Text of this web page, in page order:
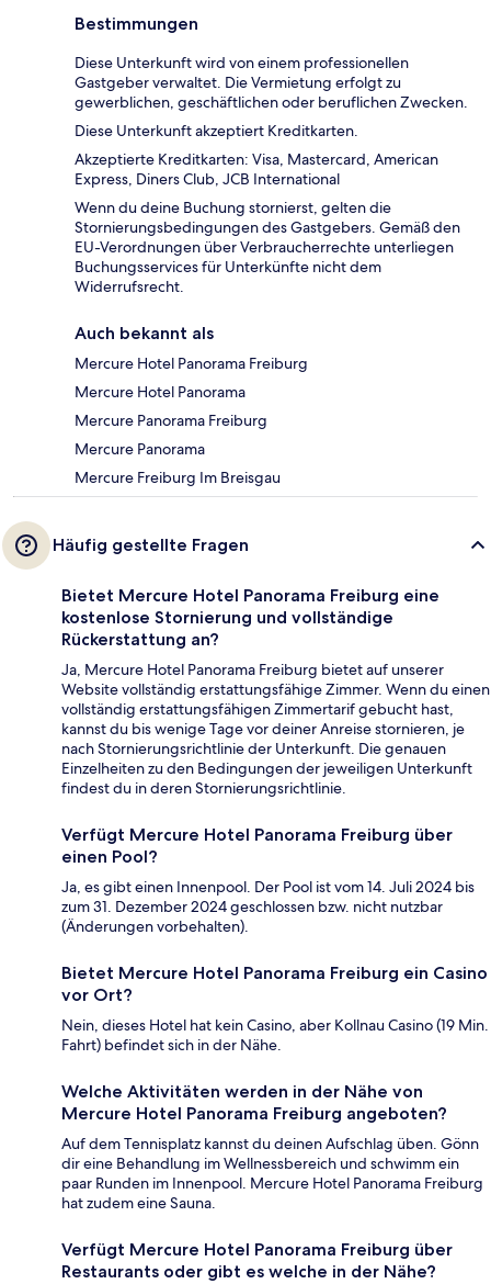
Bestimmungen
Diese Unterkunft wird von einem professionellen
Gastgeber verwaltet. Die Vermietung erfolgt zu
gewerblichen, geschäftlichen oder beruflichen Zwecken.
Diese Unterkunft akzeptiert Kreditkarten.
Akzeptierte Kreditkarten: Visa, Mastercard, American
Express, Diners Club, JCB International
Wenn du deine Buchung stornierst, gelten die
Stornierungsbedingungen des Gastgebers. Gemäß den
EU-Verordnungen über Verbraucherrechte unterliegen
Buchungsservices für Unterkünfte nicht dem
Widerrufsrecht.
Auch bekannt als
Mercure Hotel Panorama Freiburg
Mercure Hotel Panorama
Mercure Panorama Freiburg
Mercure Panorama
Mercure Freiburg Im Breisgau
Häufig gestellte Fragen
Bietet Mercure Hotel Panorama Freiburg eine
kostenlose Stornierung und vollständige
Rückerstattung an?
Ja, Mercure Hotel Panorama Freiburg bietet auf unserer
Website vollständig erstattungsfähige Zimmer. Wenn du einen
vollständig erstattungsfähigen Zimmertarif gebucht hast,
kannst du bis wenige Tage vor deiner Anreise stornieren, je
nach Stornierungsrichtlinie der Unterkunft. Die genauen
Einzelheiten zu den Bedingungen der jeweiligen Unterkunft
findest du in deren Stornierungsrichtlinie.
Verfügt Mercure Hotel Panorama Freiburg über
einen Pool?
Ja, es gibt einen Innenpool. Der Pool ist vom 14. Juli 2024 bis
zum 31. Dezember 2024 geschlossen bzw. nicht nutzbar
(Änderungen vorbehalten).
Bietet Mercure Hotel Panorama Freiburg ein Casino
vor Ort?
Nein, dieses Hotel hat kein Casino, aber Kollnau Casino (19 Min.
Fahrt) befindet sich in der Nähe.
Welche Aktivitäten werden in der Nähe von
Mercure Hotel Panorama Freiburg angeboten?
Auf dem Tennisplatz kannst du deinen Aufschlag üben. Gönn
dir eine Behandlung im Wellnessbereich und schwimm ein
paar Runden im Innenpool. Mercure Hotel Panorama Freiburg
hat zudem eine Sauna.
Verfügt Mercure Hotel Panorama Freiburg über
Restaurants oder gibt es welche in der Nähe?